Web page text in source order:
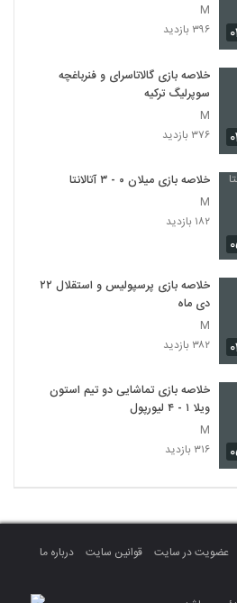
M
۳۹۶ بازدید
خلاصه بازی گالاتاسرای و فنرباغچه
سوپرلیگ ترکیه
M
۳۷۶ بازدید
خلاصه بازی میلان ۰ - ۳ آتالانتا
M
۱۸۲ بازدید
خلاصه بازی پرسپولیس و استقلال ۲۲
دی ماه
M
۳۸۲ بازدید
خلاصه بازی تماشایی دو تیم استون
ویلا ۱ - ۴ لیورپول
M
۳۱۶ بازدید
عضویت در سایت قوانین سایت
درباره ما